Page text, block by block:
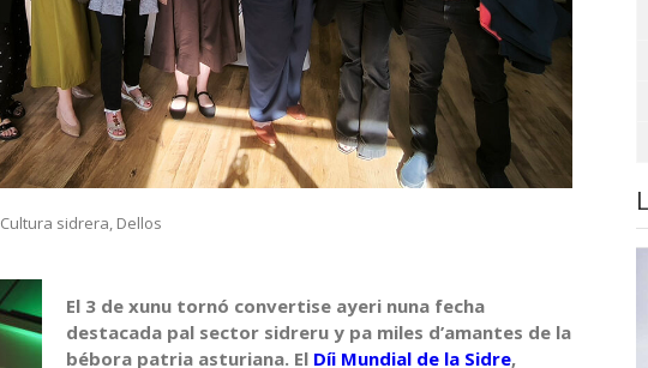
Cultura sidrera, Dellos
El 3 de xunu tornó convertise ayeri nuna fecha
destacada pal sector sidreru y pa miles d’amantes de la
bébora patria asturiana. El Díi Mundial de la Sidre,